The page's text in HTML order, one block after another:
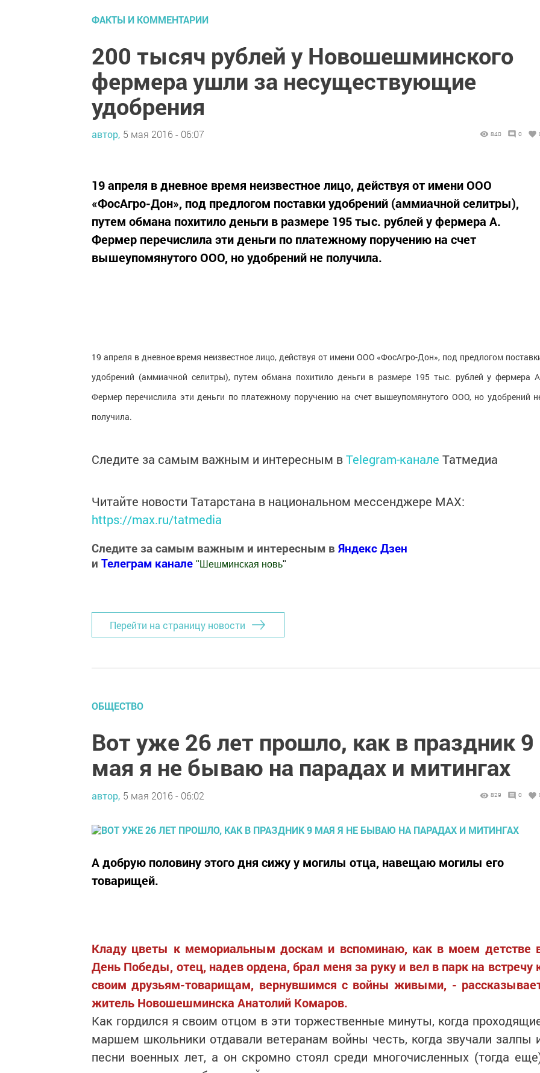
ФАКТЫ И КОММЕНТАРИИ
200 тысяч рублей у Новошешминского
фермера ушли за несуществующие
удобрения
автор, 5 мая 2016 - 06:07 840 0
19 апреля в дневное время неизвестное лицо, действуя от имени ООО
«ФосАгро-Дон», под предлогом поставки удобрений (аммиачной селитры),
путем обмана похитило деньги в размере 195 тыс. рублей у фермера А.
Фермер перечислила эти деньги по платежному поручению на счет
вышеупомянутого ООО, но удобрений не получила.
19 апреля в дневное время неизвестное лицо, действуя от имени ООО «ФосАгро-Дон», под предлогом
удобрений (аммиачной селитры), путем обмана похитило деньги в размере 195 тыс. рублей у фермера
Фермер перечислила эти деньги по платежному поручению на счет вышеупомянутого ООО, но удобрений
получила.
Следите за самым важным и интересным вTelegram-канале Татмедиа
Читайте новости Татарстана в национальном мессенджере MАХ:
https://max.ru/tatmedia
Следите за самым важным и интересным в Яндекс Дзен
и Телеграм канале " Шешминская новь"
Перейти на страницу новости
ОБЩЕСТВО
Вот уже 26 лет прошло, как в праздник 9
мая я не бываю на парадах и митингах
автор, 5 мая 2016 - 06:02 829 0
А добрую половину этого дня сижу у могилы отца, навещаю могилы его
товарищей.
Кладу цветы к мемориальным доскам и вспоминаю, как в моем детстве
День Победы, отец, надев ордена, брал меня за руку и вел в парк на встречу
своим друзьям-товарищам, вернувшимся с войны живыми, -
житель Новошешминска Анатолий Комаров.
Как гордился я своим отцом в эти торжественные минуты, когда
маршем школьники отдавали ветеранам войны честь, когда звучали залпы
песни военных лет, а он скромно стоял среди многочисленных (тогда